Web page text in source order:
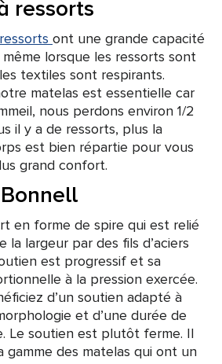
ressorts
ont une grande capacité
lorsque les ressorts sont
textiles sont respirants.
matelas est essentielle car
nous perdons environ 1/2
il y a de ressorts, plus la
est bien répartie pour vous
grand confort.
en forme de spire qui est relié
la largeur par des fils d’aciers
est progressif et sa
à la pression exercée.
d’un soutien adapté à
et d’une durée de
Le soutien est plutôt ferme. Il
gamme des matelas qui ont un